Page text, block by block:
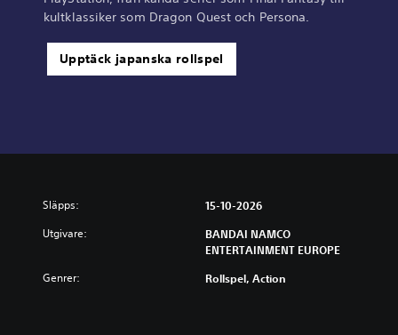
kultklassiker som Dragon Quest och Persona.
Upptäck japanska rollspel
Släpps: 15-10-2026
Utgivare:
BANDAI NAMCO
ENTERTAINMENT EUROPE
Genrer: Rollspel, Action